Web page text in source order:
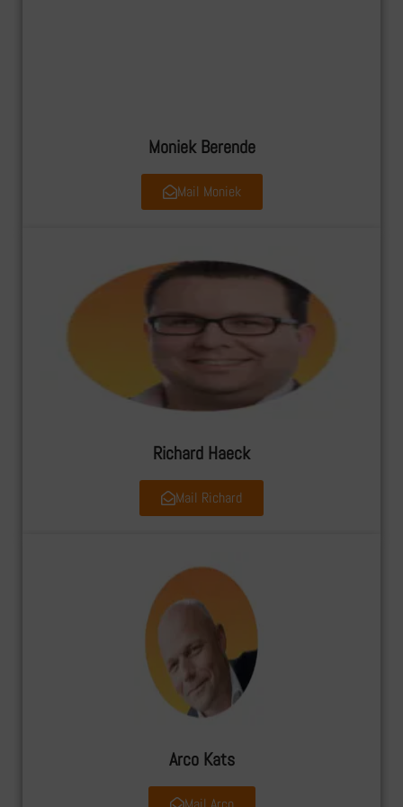
Moniek Berende
Mail Moniek
Richard Haeck
Mail Richard
Arco Kats